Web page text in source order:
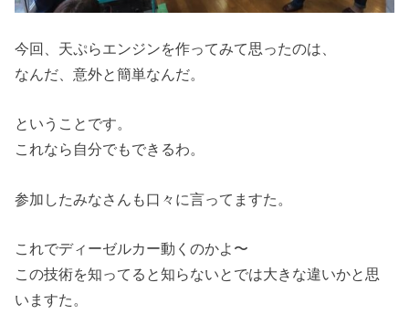
今回、天ぷらエンジンを作ってみて思ったのは、
なんだ、意外と簡単なんだ。
ということです。
これなら自分でもできるわ。
参加したみなさんも口々に言ってますた。
これでディーゼルカー動くのかよ〜
この技術を知ってると知らないとでは大きな違いかと思
いますた。